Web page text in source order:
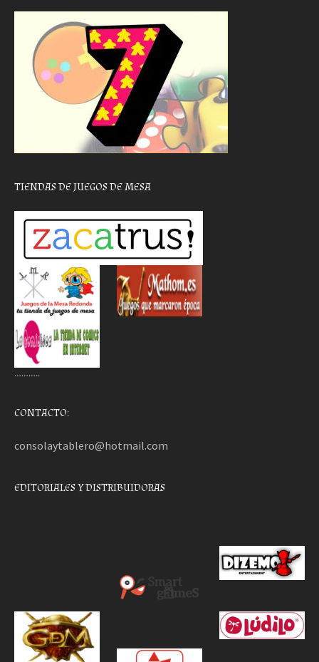
TIENDAS DE JUEGOS DE MESA
………..
CONTACTO:
consolaytablero@hotmail.com
EDITORIALES Y DISTRIBUIDORAS